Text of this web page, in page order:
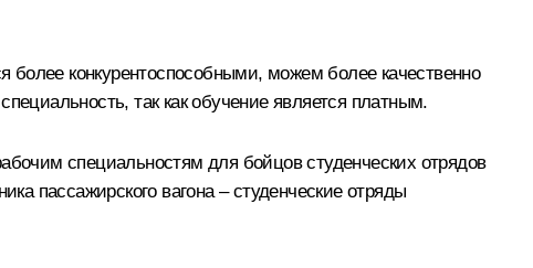
конкурентоспособными, можем более качественно
так как обучение является платным.
специальностям для бойцов студенческих отрядов
пассажирского вагона – студенческие отряды